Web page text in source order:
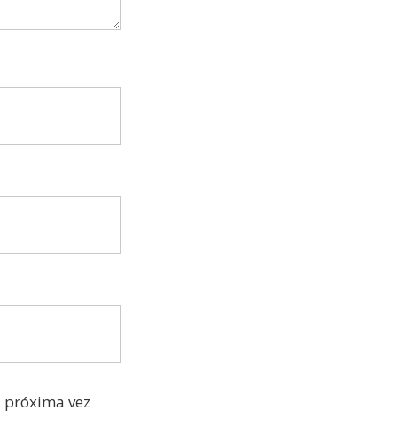
vez